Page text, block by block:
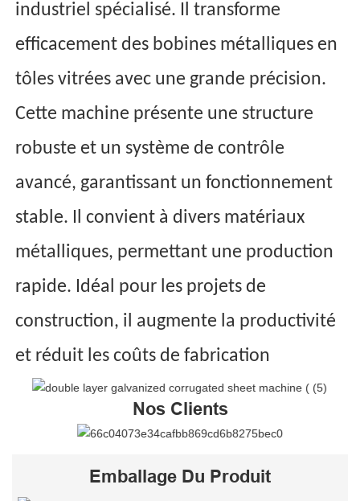
industriel spécialisé. Il transforme
efficacement des bobines métalliques en
tôles vitrées avec une grande précision.
Cette machine présente une structure
robuste et un système de contrôle
avancé, garantissant un fonctionnement
stable. Il convient à divers matériaux
métalliques, permettant une production
rapide. Idéal pour les projets de
construction, il augmente la productivité
et réduit les coûts de fabrication
Nos Clients
Emballage Du Produit